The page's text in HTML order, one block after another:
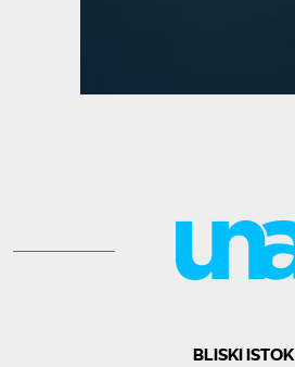
BLISKI ISTOK